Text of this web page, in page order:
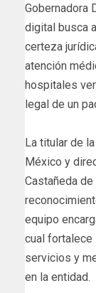
Gobernadora
digital busca
certeza
atención
hospitales
legal de un
La titular de
México y
Castañeda
equipo
cual fortalece
servicios y
en la entidad.